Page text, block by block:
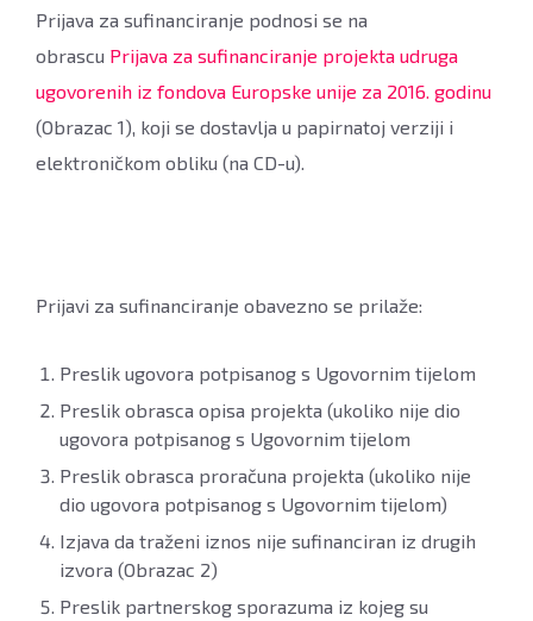
Prijava za sufinanciranje podnosi se na
obrascu Prijava za sufinanciranje projekta udruga
ugovorenih iz fondova Europske unije za 2016. godinu
(Obrazac 1), koji se dostavlja u papirnatoj verziji i
elektroničkom obliku (na CD-u).
Prijavi za sufinanciranje obavezno se prilaže:
Preslik ugovora potpisanog s Ugovornim tijelom
Preslik obrasca opisa projekta (ukoliko nije dio
ugovora potpisanog s Ugovornim tijelom
Preslik obrasca proračuna projekta (ukoliko nije
dio ugovora potpisanog s Ugovornim tijelom)
Izjava da traženi iznos nije sufinanciran iz drugih
izvora (Obrazac 2)
Preslik partnerskog sporazuma iz kojeg su